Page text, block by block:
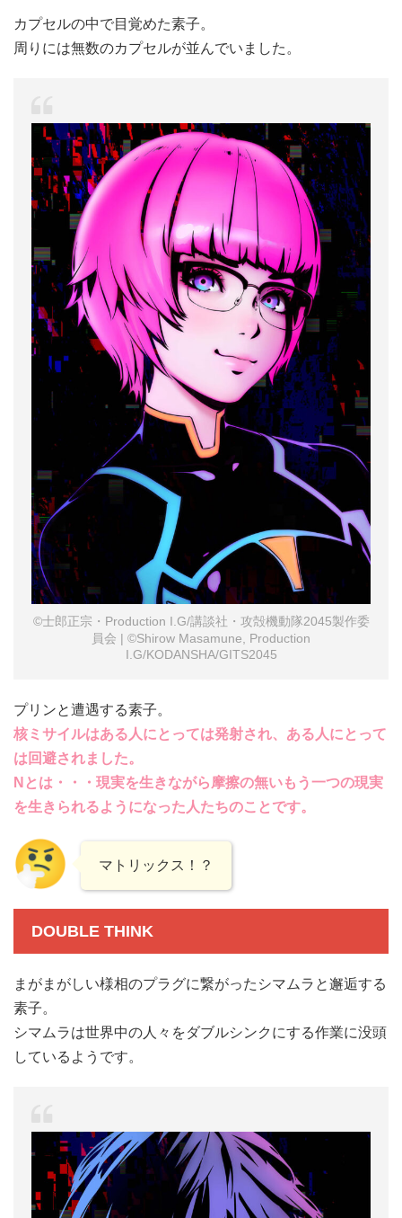
カプセルの中で目覚めた素子。
周りには無数のカプセルが並んでいました。
©士郎正宗・Production I.G/講談社・攻殻機動隊2045製作委
員会 | ©Shirow Masamune, Production
I.G/KODANSHA/GITS2045
プリンと遭遇する素子。
核ミサイルはある人にとっては発射され、ある人にとって
は回避されました。
Nとは・・・現実を生きながら摩擦の無いもう一つの現実
を生きられるようになった人たちのことです。
マトリックス！？
DOUBLE THINK
まがまがしい様相のプラグに繋がったシマムラと邂逅する
素子。
シマムラは世界中の人々をダブルシンクにする作業に没頭
しているようです。